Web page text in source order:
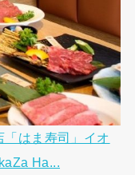
「はま寿司」イオ
Ha...